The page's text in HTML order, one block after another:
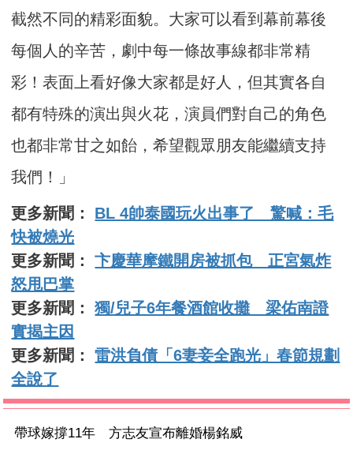
截然不同的精彩面貌。大家可以看到幕前幕後
每個人的辛苦，劇中每一條故事線都非常精
彩！表面上看好像大家都是好人，但其實各自
都有特殊的演出與火花，演員們對自己的角色
也都非常甘之如飴，希望觀眾朋友能繼續支持
我們！」
更多新聞： BL 4帥泰國玩火出事了 驚喊：毛
快被燒光
更多新聞：卞慶華摩鐵開房被抓包 正宮氣炸
怒甩巴掌
更多新聞：獨/兒子6年餐酒館收攤 梁佑南證
實揭主因
更多新聞：雷洪負債「6妻妾全跑光」春節規劃
全說了
帶球嫁撐11年 方志友宣布離婚楊銘威